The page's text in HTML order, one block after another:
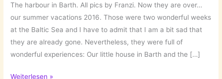
The harbour in Barth. All pics by Franzi. Now they are over…
our summer vacations 2016. Those were two wonderful weeks
at the Baltic Sea and I have to admit that I am a bit sad that
they are already gone. Nevertheless, they were full of
wonderful experiences: Our little house in Barth and the […]
Summer
Weiterlesen »